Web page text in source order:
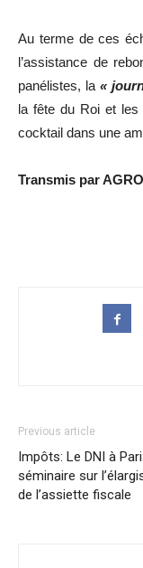
Au terme de ces
l’assistance de
panélistes, la «
la fête du Roi et les
cocktail dans une
Transmis par
Previous article
Impôts: Le DNI à
séminaire sur
de l’assiette fiscale